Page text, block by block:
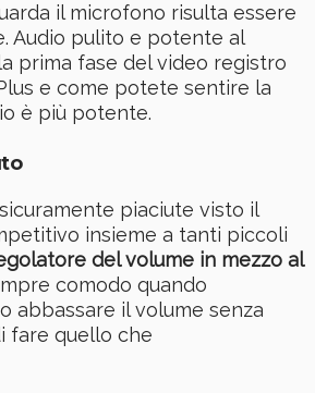
il microfono risulta essere
Audio pulito e potente al
prima fase del video registro
e come potete sentire la
è più potente.
piaciute visto il
insieme a tanti piccoli
del volume in mezzo al
comodo quando
abbassare il volume senza
fare quello che